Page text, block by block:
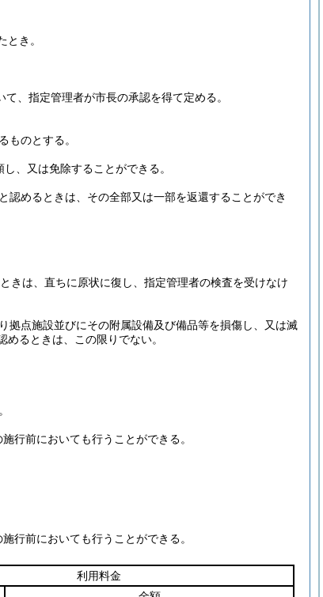
き。
、指定管理者が市長の承認を得て定める。
ものとする。
、又は免除することができる。
認めるときは、その全部又は一部を返還することができ
きは、直ちに原状に復し、指定管理者の検査を受けなけ
拠点施設並びにその附属設備及び備品等を損傷し、又は滅
るときは、この限りでない。
行前においても行うことができる。
行前においても行うことができる。
利用料金